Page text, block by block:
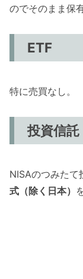
のでそのまま保
ETF
特に売買なし。
投資信託
NISAのつみたて
式（除く日本）